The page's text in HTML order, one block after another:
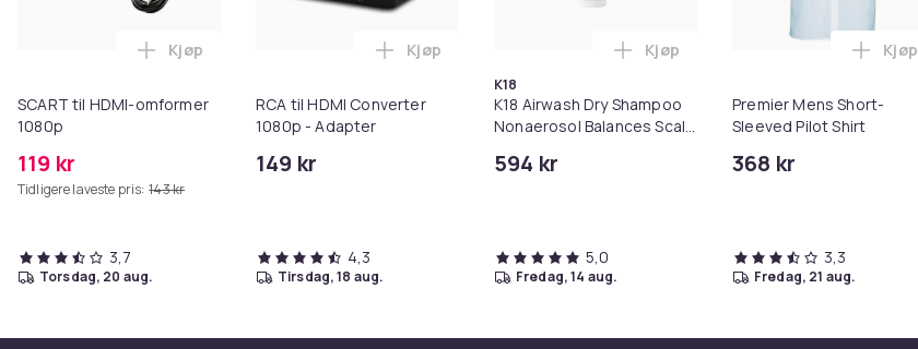
SCART til HDMI-omformer
1080p
119 kr
Tidligere laveste pris: 143 kr
Legg SCART til HDMI-omformer 1080p i handlekurven
Kjøp
3,7
torsdag, 20 aug.
RCA til HDMI Converter
1080p - Adapter
149 kr
Legg RCA til HDMI Converter 1080p - Adapter i handlekurven
Kjøp
4,3
tirsdag, 18 aug.
K18
K18 Airwash Dry Shampoo
Nonaerosol Balances Scalp
594 kr
Legg K18 Airwash Dry Shampoo
Kjøp
5,0
fredag, 14 aug.
Premier Mens Short-
Sleeved Pilot Shirt
368 kr
Kjøp
3,3
fredag, 21 aug.